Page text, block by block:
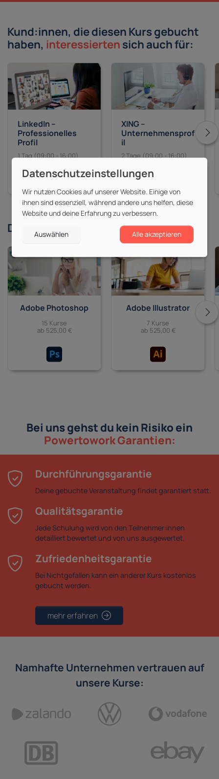
Kund:innen, die diesen Kurs gebucht
haben, interessiertensich auch für:
LinkedIn –
Professionelles
Profil
1 Tag (09:00 - 16:00)
625,00 €
zzgl. MwSt.
XING –
Unternehmensprof
il
2 Tage (09:00 - 16:00)
Derzeit beliebte Themen
Adobe Photoshop
15 Kurse
ab 525,00 €
Adobe Illustrator
7 Kurse
ab 525,00 €
Bei uns gehst du kein Risiko ein
Powertowork Garantien:
Durchführungsgarantie
Deine gebuchte Veranstaltung findet garantiert statt.
Qualitätsgarantie
Jede Schulung wird von den Teilnehmer:innen
detailliert bewertet und von uns ausgewertet.
Zufriedenheitsgarantie
Bei Nichtgefallen kann ein anderer Kurs kostenlos
gebucht werden.
mehr erfahren
Namhafte Unternehmen vertrauen auf
unsere Kurse:
Wir nutzen Cookies auf unserer Website. Einige von
ihnen sind essenziell, während andere uns helfen, diese
Website und deine Erfahrung zu verbessern.
Auswählen Alle akzeptieren